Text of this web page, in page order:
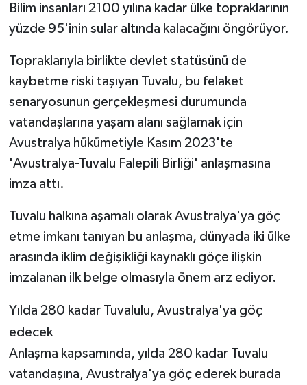
Bilim insanları 2100 yılına kadar ülke topraklarının
yüzde 95'inin sular altında kalacağını öngörüyor.
Topraklarıyla birlikte devlet statüsünü de
kaybetme riski taşıyan Tuvalu, bu felaket
senaryosunun gerçekleşmesi durumunda
vatandaşlarına yaşam alanı sağlamak için
Avustralya hükümetiyle Kasım 2023'te
'Avustralya-Tuvalu Falepili Birliği' anlaşmasına
imza attı.
Tuvalu halkına aşamalı olarak Avustralya'ya göç
etme imkanı tanıyan bu anlaşma, dünyada iki ülke
arasında iklim değişikliği kaynaklı göçe ilişkin
imzalanan ilk belge olmasıyla önem arz ediyor.
Yılda 280 kadar Tuvalulu, Avustralya'ya göç
edecek
Anlaşma kapsamında, yılda 280 kadar Tuvalu
vatandaşına, Avustralya'ya göç ederek burada